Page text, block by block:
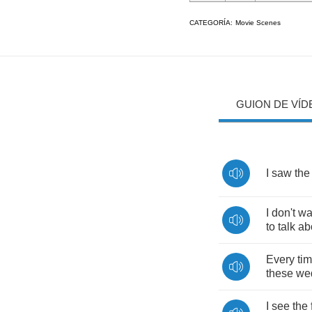
CATEGORÍA: Movie Scenes
GUION DE
saw the
don't
to talk
Every
these
see the